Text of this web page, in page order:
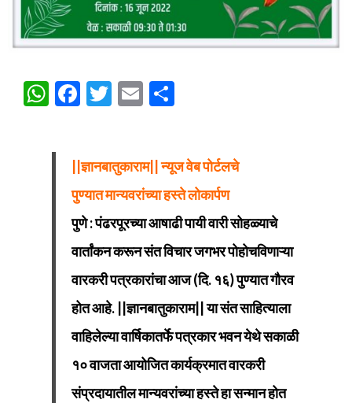
WhatsApp
Facebook
Twitter
Email
||ज्ञानबातुकाराम|| न्यूज वेब पोर्टलचे
पुण्यात मान्यवरांच्या हस्ते लोकार्पण
पुणे : पंढरपूरच्या आषाढी पायी वारी सोहळ्याचे
वार्तांकन करून संत विचार जगभर पोहोचविणाऱ्या
वारकरी पत्रकारांचा आज (दि. १६) पुण्यात गौरव
होत आहे. ||ज्ञानबातुकाराम|| या संत साहित्याला
वाहिलेल्या वार्षिकातर्फे पत्रकार भवन येथे सकाळी
१० वाजता आयोजित कार्यक्रमात वारकरी
संप्रदायातील मान्यवरांच्या हस्ते हा सन्मान होत